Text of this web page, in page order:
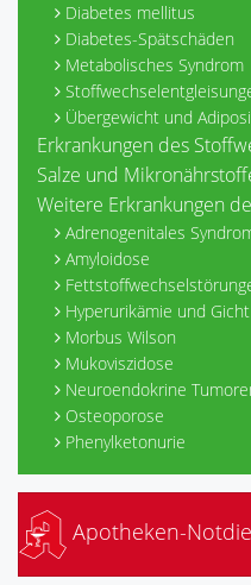
Diabetes mellitus
Diabetes-Spätschäden
Metabolisches Syndrom
Übergewicht und
Erkrankungen des
Salze und
Weitere Erkrankungen
Adrenogenitales
Amyloidose
Hyperurikämie und Gicht
Morbus Wilson
Mukoviszidose
Neuroendokrine
Osteoporose
Phenylketonurie
Apotheken-